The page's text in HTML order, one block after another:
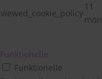
viewed_cookie_policy
11
Funktionelle
Funktionelle